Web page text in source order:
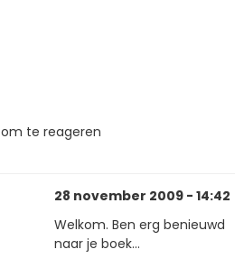
om te reageren
28 november 2009 - 14:42
Welkom. Ben erg benieuwd
naar je boek...